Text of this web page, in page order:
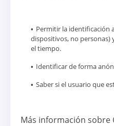
Permitir la identificación
dispositivos, no
el tiempo.
Identificar de forma
Saber si el usuario que
Más información sobre